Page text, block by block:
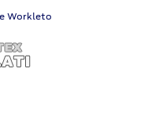
Workleto